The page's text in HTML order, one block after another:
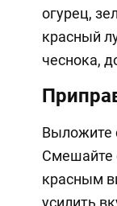
огурец,
красный
чеснока,
Выложите
Смешайте
красным
усилить